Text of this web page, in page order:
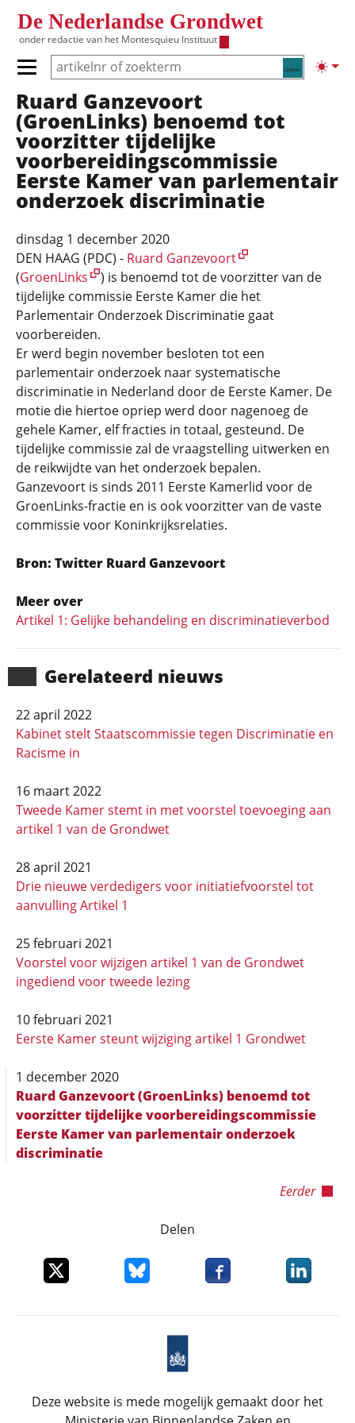
De Nederlandse Grondwet
onder redactie van het Montesquieu Instituut
Zoeken
Primair menu tonen/verbergen
Hoofdnavigatie
Gerela­teerd nieuws
22 april 2022
Kabinet stelt Staatscommissie tegen Discriminatie en
Racisme in
16 maart 2022
Tweede Kamer stemt in met voorstel toevoeging aan
artikel 1 van de Grondwet
28 april 2021
Drie nieuwe verdedigers voor initiatiefvoorstel tot
aanvulling Artikel 1
25 februari 2021
Voorstel voor wijzigen artikel 1 van de Grondwet
ingediend voor tweede lezing
10 februari 2021
Eerste Kamer steunt wijziging artikel 1 Grondwet
1 december 2020
Ruard Ganzevoort (GroenLinks) benoemd tot
voorzitter tijdelijke voorbereidingscommissie
Eerste Kamer van parlementair onderzoek
discriminatie
Eerder
Ruard Ganzevoort
(GroenLinks) benoemd tot
voorzitter tijdelijke
voorbereidingscommissie
Eerste Kamer van parlementair
onderzoek discriminatie
dinsdag 1 december 2020
DEN HAAG (PDC) - Ruard Ganzevoort
(GroenLinks
) is benoemd tot de voorzitter van de
tijdelijke commissie Eerste Kamer die het
Parlementair Onderzoek Discriminatie gaat
voorbereiden.
Er werd begin november besloten tot een
parlementair onderzoek naar systematische
discriminatie in Nederland door de Eerste Kamer. De
motie die hiertoe opriep werd door nagenoeg de
gehele Kamer, elf fracties in totaal, gesteund. De
tijdelijke commissie zal de vraagstelling uitwerken en
de reikwijdte van het onderzoek bepalen.
Ganzevoort is sinds 2011 Eerste Kamerlid voor de
GroenLinks-fractie en is ook voorzitter van de vaste
commissie voor Koninkrijksrelaties.
Bron: Twitter Ruard Ganzevoort
Meer over
Artikel 1: Gelijke behandeling en discriminatieverbod
Delen
Deel dit item op XDeel dit item op Bluesky
Deel dit item opDeel dit
Deze website is mede mogelijk gemaakt door het